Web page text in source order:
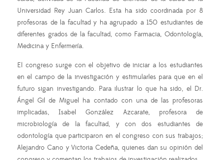
Universidad Rey Juan Carlos. Esta ha sido coordinada por 8
profesoras de la facultad y ha agrupado a 150 estudiantes de
diferentes grados de la facultad, como Farmacia, Odontología,
Medicina y Enfermería.
El congreso surge con el objetivo de iniciar a los estudiantes
en el campo de la investigación y estimularles para que en el
futuro sigan investigando. Para ilustrar lo que ha sido, el Dr.
Ángel Gil de Miguel ha contado con una de las profesoras
implicadas, Isabel González Azcarate, profesora de
microbiología de la facultad, y con dos estudiantes de
odontología que participaron en el congreso con sus trabajos;
Alejandro Cano y Victoria Cedeña, quienes dan su opinión del